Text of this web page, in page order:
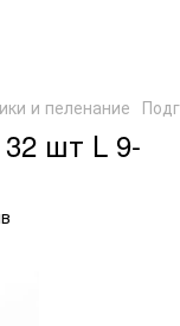
и пеленание
32 шт L 9-